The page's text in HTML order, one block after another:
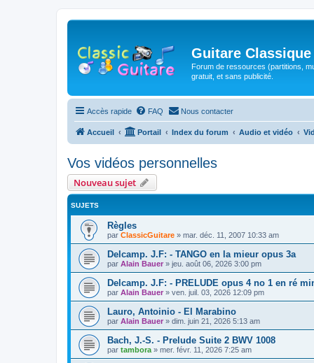
Guitare Classique
Forum de ressources (partitions,
gratuit, et sans publicité.
Accès rapide FAQ Nous contacter
Accueil Portail Index du forum Audio et vidéo
Vos vidéos personnelles
Nouveau sujet
SUJETS
Règles
par ClassicGuitare » mar. déc. 11, 2007 10:33 am
Delcamp. J.F: - TANGO en la mieur opus 3a
par Alain Bauer » jeu. août 06, 2026 3:00 pm
Delcamp. J.F: - PRELUDE opus 4 no 1 en ré
par Alain Bauer » ven. juil. 03, 2026 12:09 pm
Lauro, Antoinio - El Marabino
par Alain Bauer » dim. juin 21, 2026 5:13 am
Bach, J.-S. - Prelude Suite 2 BWV 1008
par tambora » mer. févr. 11, 2026 7:25 am